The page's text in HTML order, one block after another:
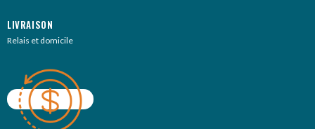
LIVRAISON
Relais et domicile